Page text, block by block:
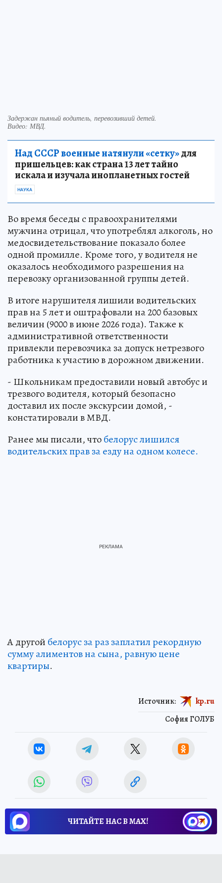
Задержан пьяный водитель, перевозивший детей.
Видео: МВД.
Над СССР военные натянули «сетку»для
пришельцев: как страна 13 лет тайно
искала и изучала инопланетных гостей
НАУКА
Во время беседы с правоохранителями
мужчина отрицал, что употреблял алкоголь, но
медосвидетельствование показало более
одной промилле. Кроме того, у водителя не
оказалось необходимого разрешения на
перевозку организованной группы детей.
В итоге нарушителя лишили водительских
прав на 5 лет и оштрафовали на 200 базовых
величин (9000 в июне 2026 года). Также к
административной ответственности
привлекли перевозчика за допуск нетрезвого
работника к участию в дорожном движении.
- Школьникам предоставили новый автобус и
трезвого водителя, который безопасно
доставил их после экскурсии домой, -
констатировали в МВД.
Ранее мы писали, чтобелорус лишился
водительских прав за езду на одном колесе.
А другой белорус за раз заплатил рекордную
сумму алиментов на сына, равную цене
квартиры.
София ГОЛУБ
Источник: kp.ru
ЧИТАЙТЕ НАС В МАХ!